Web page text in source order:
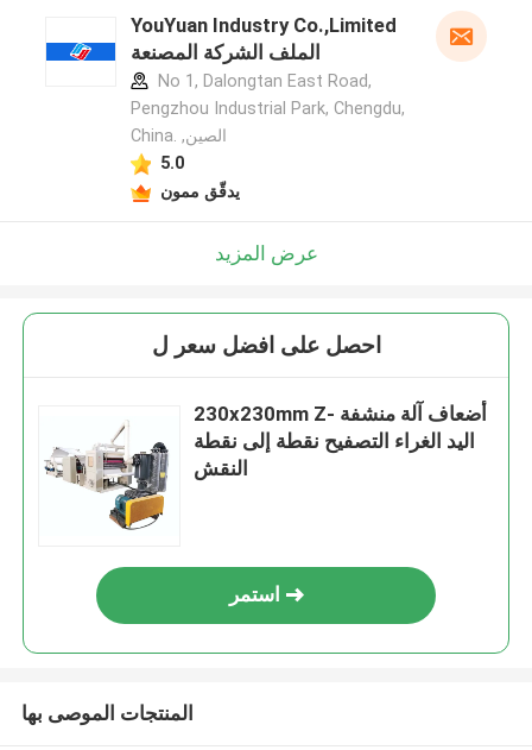
YouYuan Industry Co.,Limited
الملف الشركة المصنعة
No 1, Dalongtan East Road,
Pengzhou Industrial Park, Chengdu,
China. ,الصين
5.0
يدقّق ممون
عرض المزيد
احصل على افضل سعر ل
230x230mm Z- أضعاف آلة منشفة
اليد الغراء التصفيح نقطة إلى نقطة
النقش
استمر
المنتجات الموصى بها